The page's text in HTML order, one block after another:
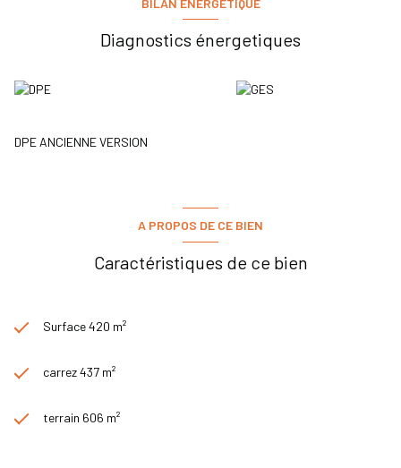
Diagnostics énergetiques
DPE ANCIENNE VERSION
A PROPOS DE CE BIEN
Caractéristiques de ce bien
Surface 420 m²
carrez 437 m²
terrain 606 m²